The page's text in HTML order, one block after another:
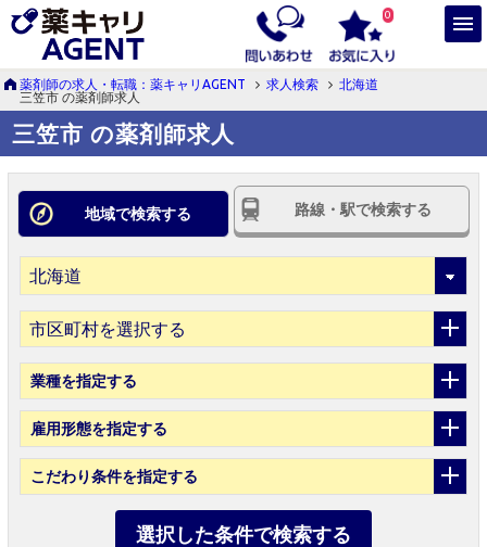
0
薬剤師の求人・転職：薬キャリAGENT 求人検索
北海道
三笠市 の薬剤師求人
三笠市 の薬剤師求人
地域で検索する 路線・駅で検索する
市区町村を選択する
業種を指定する
雇用形態を指定する
こだわり条件を指定する
選択した条件で検索する